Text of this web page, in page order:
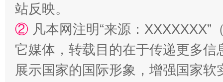
国家大学科技园优化重塑工作
站反映。
② 凡本网注明“来源：
它媒体，转载目的在于传递更多
展示国家的国际形象，增强国家